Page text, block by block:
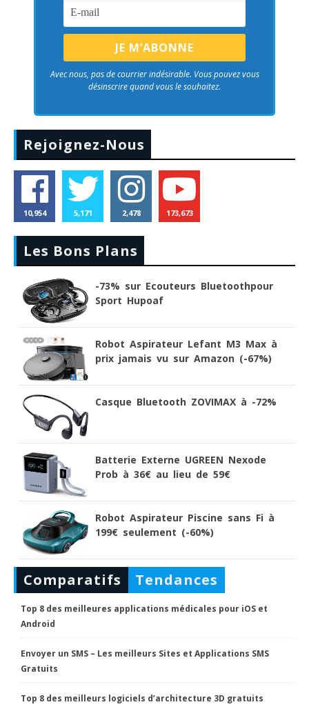
Avec nous, pas de courrier indésirable. Vous pouvez vous
désinscrire quand vous le souhaitez.
Rejoignez-Nous
10,954 5,171 2,478 173,673
Les Bons Plans
-73% sur Ecouteurs Bluetoothpour
Sport Hupoaf
Robot Aspirateur Lefant M3 Max à
prix jamais vu sur Amazon (-67%)
Casque Bluetooth ZOVIMAX à -72%
Batterie Externe UGREEN Nexode
Prob à 36€ au lieu de 59€
Robot Aspirateur Piscine sans Fi à
199€ seulement (-60%)
Comparatifs Tendances
Top 8 des meilleures applications médicales pour iOS et
Android
Envoyer un SMS – Les meilleurs Sites et Applications SMS
Gratuits
Top 8 des meilleurs logiciels d’architecture 3D gratuits